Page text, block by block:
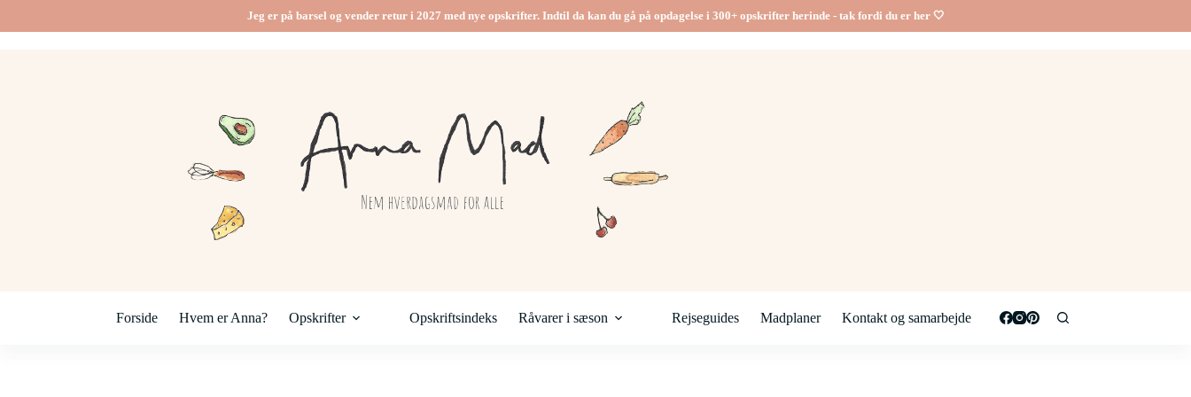
Jeg er på barsel og vender retur i 2027 med nye opskrifter. Indtil da kan du gå på opdagelse i 300+ opskrifter herinde - tak fordi du er her 🤍
Forside Hvem er Anna? Opskrifter Opskriftsindeks Råvarer i sæson Rejseguides Madplaner Kontakt og samarbejde